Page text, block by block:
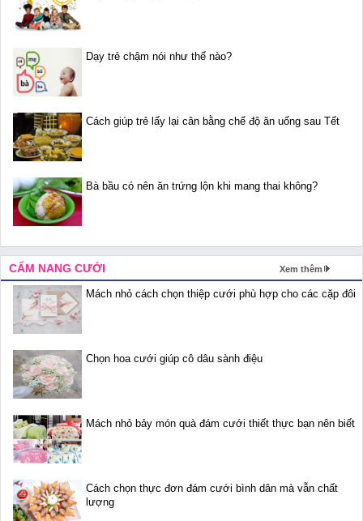
Dạy trẻ chậm nói như thế nào?
Cách giúp trẻ lấy lại cân bằng chế độ ăn uống sau Tết
Bà bầu có nên ăn trứng lộn khi mang thai không?
CẨM NANG CƯỚI Xem thêm
Mách nhỏ cách chọn thiệp cưới phù hợp cho các cặp đôi
Chọn hoa cưới giúp cô dâu sành điệu
Mách nhỏ bảy món quà đám cưới thiết thực bạn nên biết
Cách chọn thực đơn đám cưới bình dân mà vẫn chất
lượng